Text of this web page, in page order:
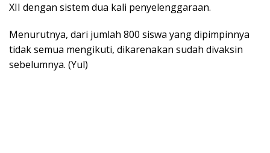
XII dengan sistem dua kali penyelenggaraan.
Menurutnya, dari jumlah 800 siswa yang dipimpinnya
tidak semua mengikuti, dikarenakan sudah divaksin
sebelumnya. (Yul)